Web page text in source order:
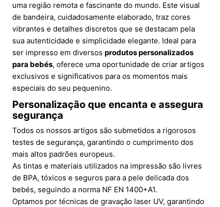
uma região remota e fascinante do mundo. Este visual
de bandeira, cuidadosamente elaborado, traz cores
vibrantes e detalhes discretos que se destacam pela
sua autenticidade e simplicidade elegante. Ideal para
ser impresso em diversos produtos personalizados
para bebés, oferece uma oportunidade de criar artigos
exclusivos e significativos para os momentos mais
especiais do seu pequenino.
Personalização que encanta e assegura
segurança
Todos os nossos artigos são submetidos a rigorosos
testes de segurança, garantindo o cumprimento dos
mais altos padrões europeus.
As tintas e materiais utilizados na impressão são livres
de BPA, tóxicos e seguros para a pele delicada dos
bebés, seguindo a norma NF EN 1400+A1.
Optamos por técnicas de gravação laser UV, garantindo